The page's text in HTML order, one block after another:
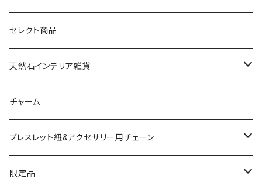
天然石
ドゥルージー
ソーラークォーツ
コッパー
アゲート
セレクト商品
天然石インテリア雑貨
天然石スライスコースター
天然石キャンドルホルダー
チャーム
ブレスレット紐&アクセサリー用チェーン
ネックレスチェーン
限定品